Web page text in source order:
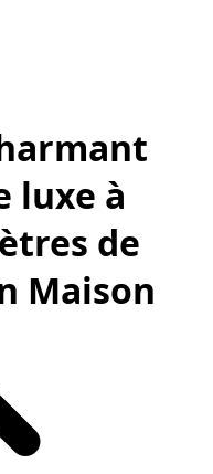
luxe à
de
Maison